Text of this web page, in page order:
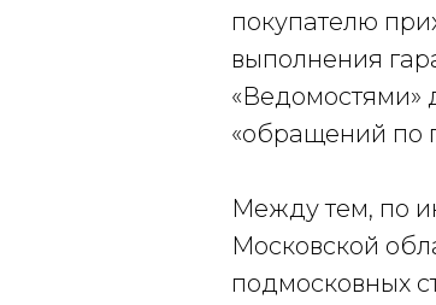
покупателю
выполнения
«Ведомостями»
«обращений по
Между тем, по
Московской
подмосковных